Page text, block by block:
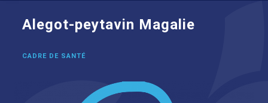
Alegot-peytavin Magalie
CADRE DE SANTÉ